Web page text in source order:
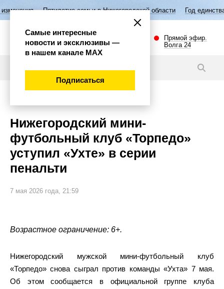
Пятилетие семьи в Нижегородской области Год единства народов
Прямой эфир.
Волга 24
Нижегородский мини-
футбольный клуб «Торпедо»
уступил «Ухте» в серии
пенальти
7 мая 2026 года, 21:59
Возрастное ограничение: 6+.
Нижегородский мужской мини-футбольный клуб
«Торпедо» снова сыграл против команды «Ухта» 7 мая.
Об этом сообщается в официальной группе клуба
Самые интересные
новости и эксклюзивы —
в нашем канале МАХ
Подписаться